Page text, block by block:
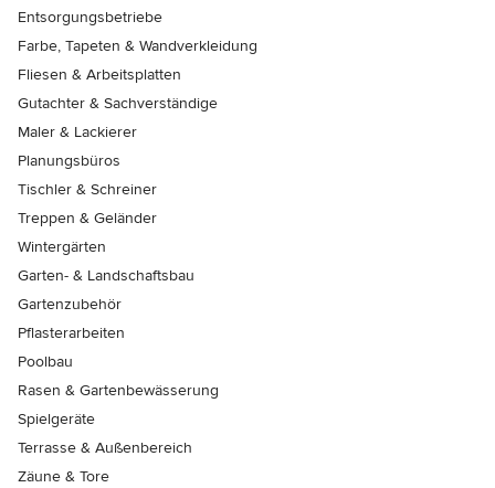
Entsorgungsbetriebe
Farbe, Tapeten & Wandverkleidung
Fliesen & Arbeitsplatten
Gutachter & Sachverständige
Maler & Lackierer
Planungsbüros
Tischler & Schreiner
Treppen & Geländer
Wintergärten
Garten- & Landschaftsbau
Gartenzubehör
Pflasterarbeiten
Poolbau
Rasen & Gartenbewässerung
Spielgeräte
Terrasse & Außenbereich
Zäune & Tore